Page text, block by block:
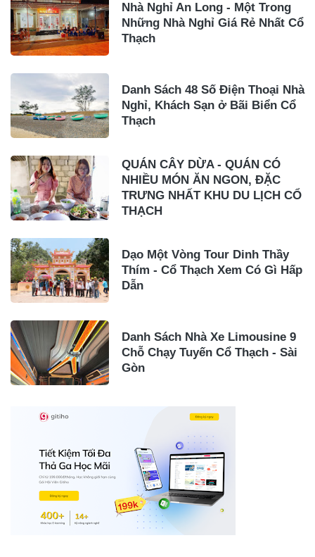
Nhà Nghỉ An Long - Một Trong
Những Nhà Nghỉ Giá Rẻ Nhất Cổ
Thạch
Danh Sách 48 Số Điện Thoại Nhà
Nghỉ, Khách Sạn ở Bãi Biển Cổ
Thạch
QUÁN CÂY DỪA - QUÁN CÓ
NHIỀU MÓN ĂN NGON, ĐẶC
TRƯNG NHẤT KHU DU LỊCH CỔ
THẠCH
Dạo Một Vòng Tour Dinh Thầy
Thím - Cổ Thạch Xem Có Gì Hấp
Dẫn
Danh Sách Nhà Xe Limousine 9
Chỗ Chạy Tuyến Cổ Thạch - Sài
Gòn